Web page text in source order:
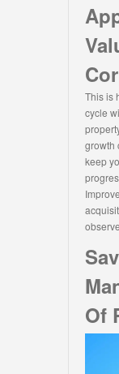
This is
cycle
growth
keep
Of